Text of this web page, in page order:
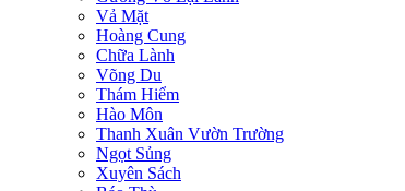
Vả Mặt
Hoàng Cung
Chữa Lành
Võng Du
Thám Hiểm
Hào Môn
Thanh Xuân Vườn Trường
Ngọt Sủng
Xuyên Sách